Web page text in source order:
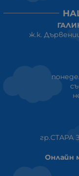
ж.к.
гр.СТАРА
Онлайн